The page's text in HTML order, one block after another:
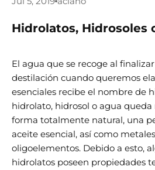
Hidrolatos, Hidrosoles
El agua que se recoge al
destilación cuando queremos
esenciales recibe el nombre de
hidrolato, hidrosol o agua
forma totalmente natural, una
aceite esencial, así como
oligoelementos. Debido a esto,
hidrolatos poseen propiedades